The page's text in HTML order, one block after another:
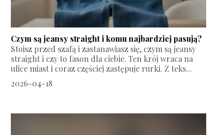
Czym są jeansy straight i komu najbardziej pasują?
Stoisz przed szafą i zastanawiasz się, czym są jeansy
straight i czy to fason dla ciebie. Ten krój wraca na
ulice miast i coraz częściej zastępuje rurki. Z teks...
2026-04-18